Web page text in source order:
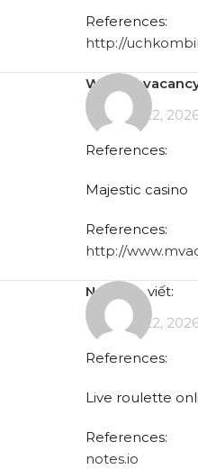
References:
http://
Tháng 5 22,
References:
Majestic casino
References:
http://
notes.io viết:
Tháng 5 22,
References:
Live roulette
References:
notes.io